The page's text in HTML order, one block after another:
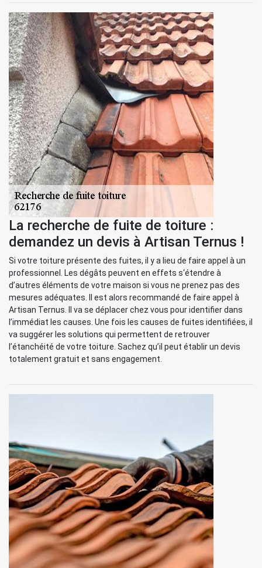
La recherche de fuite de toiture :
demandez un devis à Artisan Ternus !
Si votre toiture présente des fuites, il y a lieu de faire appel à un
professionnel. Les dégâts peuvent en effets s‘étendre à
d’autres éléments de votre maison si vous ne prenez pas des
mesures adéquates. Il est alors recommandé de faire appel à
Artisan Ternus. Il va se déplacer chez vous pour identifier dans
l’immédiat les causes. Une fois les causes de fuites identifiées, il
va suggérer les solutions qui permettent de retrouver
l’étanchéité de votre toiture. Sachez qu’il peut établir un devis
totalement gratuit et sans engagement.